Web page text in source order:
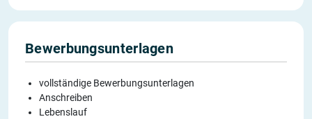
Bewerbungsunterlagen
vollständige Bewerbungsunterlagen
Anschreiben
Lebenslauf